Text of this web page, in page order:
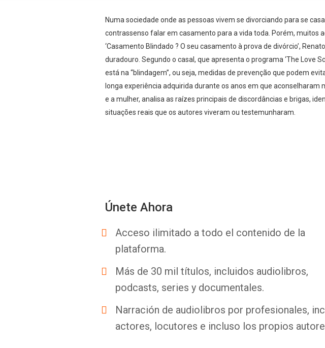
Numa sociedade onde as pessoas vivem se divorciando para se
contrassenso falar em casamento para a vida toda. Porém, muitos
‘Casamento Blindado ? O seu casamento à prova de divórcio’,
duradouro. Segundo o casal, que apresenta o programa ‘The Love
está na “blindagem”, ou seja, medidas de prevenção que podem
longa experiência adquirida durante os anos em que
e a mulher, analisa as raízes principais de discordâncias e brigas,
situações reais que os autores viveram ou testemunharam.
Únete Ahora
Acceso ilimitado a todo el contenido de la
plataforma.
Más de 30 mil títulos, incluidos audiolibros,
podcasts, series y documentales.
Narración de audiolibros por profesionales,
actores, locutores e incluso los propios